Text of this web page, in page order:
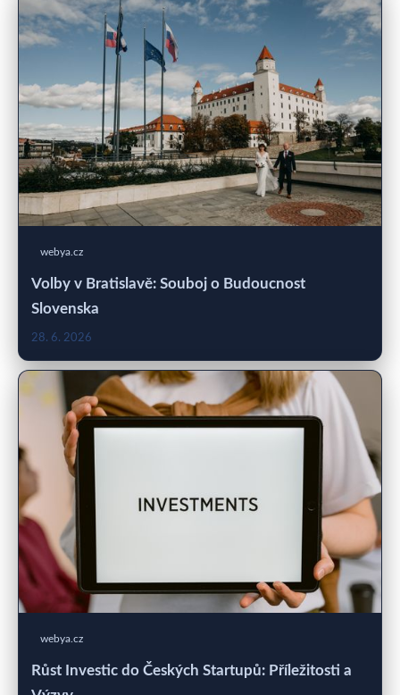
webya.cz
Volby v Bratislavě: Souboj o Budoucnost
Slovenska
28. 6. 2026
webya.cz
Růst Investic do Českých Startupů: Příležitosti a